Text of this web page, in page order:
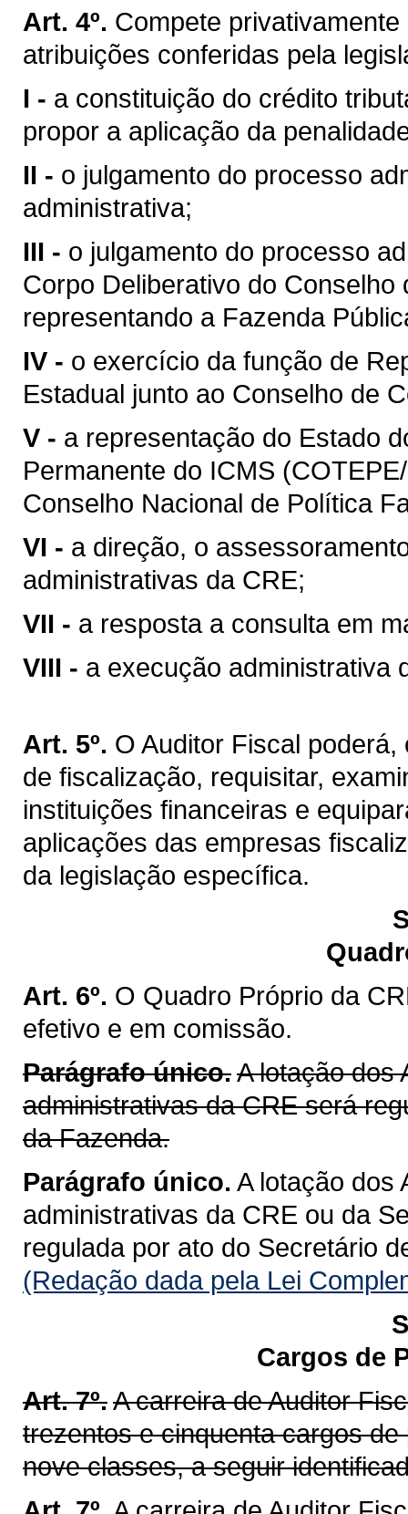
Art. 4º. Compete
atribuições conferidas pela
I - a constituição do crédito
propor a aplicação da
II - o julgamento do processo
administrativa;
III - o julgamento do processo
Corpo Deliberativo do
representando a Fazenda
IV - o exercício da função de
Estadual junto ao Conselho de
V - a representação do Estado
Permanente do ICMS
Conselho Nacional de Política
VI - a direção, o
administrativas da CRE;
VII - a resposta a consulta em
VIII - a execução administrativa
Art. 5º. O Auditor Fiscal
de fiscalização, requisitar,
instituições financeiras e
aplicações das empresas
da legislação específica.
Art. 6º. O Quadro Próprio da
efetivo e em comissão.
Parágrafo único.A lotação dos
administrativas da CRE será
da Fazenda.
Parágrafo único. A lotação dos
administrativas da CRE ou da
regulada por ato do Secretário
(Redação dada pela Lei
Cargos de
Art. 7º.A carreira de Auditor
trezentos e cinquenta cargos
nove classes, a seguir